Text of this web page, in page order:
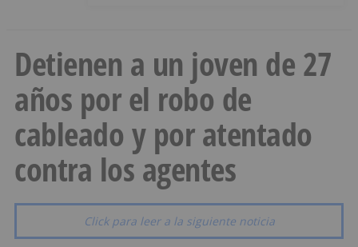
Detienen a un joven de 27
años por el robo de
cableado y por atentado
contra los agentes
Click para leer a la siguiente noticia